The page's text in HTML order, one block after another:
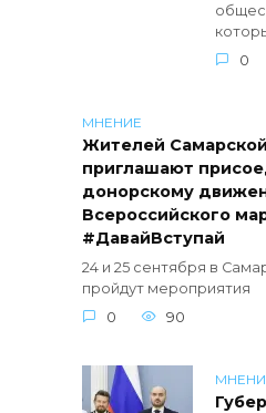
0
МНЕНИЕ
Жителей
приглашают
донорскому
Всероссийского
#ДавайВступай
24 и 25 сентября в
пройдут мероприятия
0
90